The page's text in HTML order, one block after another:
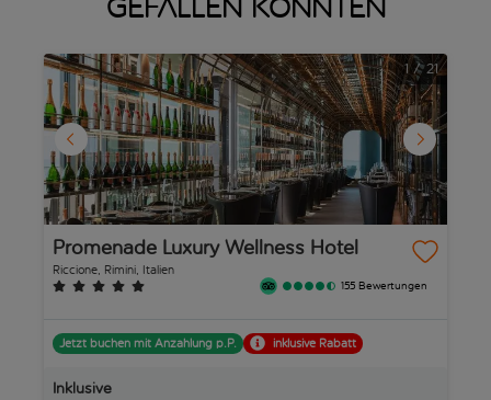
gefallen könnten
1 / 21
Promenade Luxury Wellness Hotel
Riccione, Rimini, Italien
155 Bewertungen
Jetzt buchen mit Anzahlung p.P. inklusive Rabatt
Inklusive